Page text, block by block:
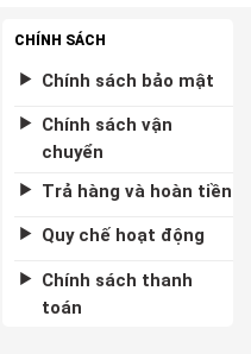
CHÍNH SÁCH
Chính sách bảo mật
Chính sách vận
chuyển
Trả hàng và hoàn tiền
Quy chế hoạt động
Chính sách thanh
toán